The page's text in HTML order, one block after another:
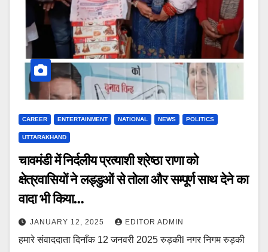
CAREER ENTERTAINMENT NATIONAL NEWS POLITICS
UTTARAKHAND
चावमंडी में निर्दलीय प्रत्याशी श्रेष्ठा राणा को
क्षेत्रवासियों ने लड्डुओं से तोला और सम्पूर्ण साथ देने का
वादा भी किया…
JANUARY 12, 2025 EDITOR ADMIN
हमारे संवाददाता दिनाँक 12 जनवरी 2025 रुड़कीl नगर निगम रुड़की